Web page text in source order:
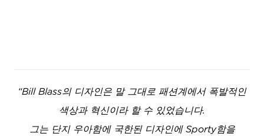
“Bill Blass의 디자인은 말 그대로 패션계에서 폭발적인
색상과 혁신이라 할 수 있었습니다.
그는 단지 우아함에 국한된 디자인에 Sporty함을